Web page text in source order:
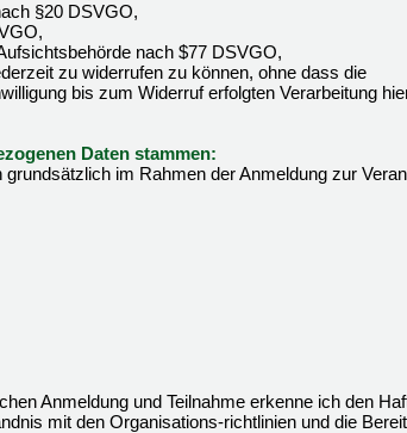
§20 DSVGO,
nach $77 DSVGO,
zu widerrufen zu können, ohne dass die
bis zum Widerruf erfolgten Verarbeitung
Daten stammen:
im Rahmen der Anmeldung zur
Anmeldung und Teilnahme erkenne ich den
mit den Organisations-richtlinien und die